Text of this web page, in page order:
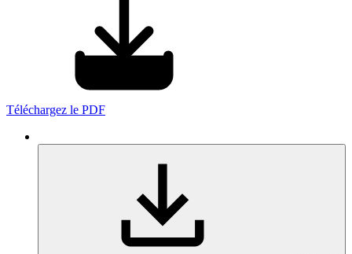
Téléchargez le PDF